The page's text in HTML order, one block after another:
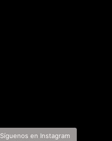
Síguenos en Instagram